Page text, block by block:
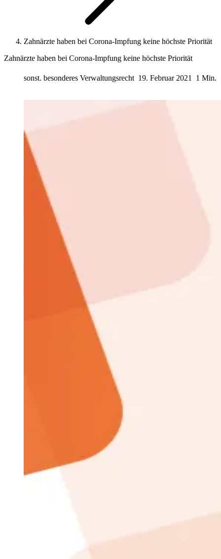
Zahnärzte haben bei Corona-Impfung keine höchste Priorität
Zahnärzte haben bei Corona-Impfung keine höchste Priorität
sonst. besonderes Verwaltungsrecht 19. Februar 2021 1 Min.